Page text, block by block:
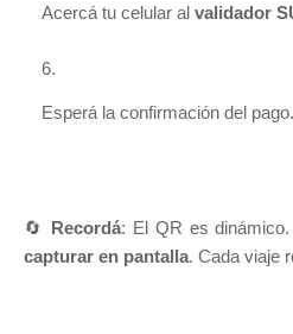
Acercá tu celular al validador
Esperá la confirmación del pago.
🔄 Recordá: El QR es dinámico.
capturar en pantalla. Cada viaje